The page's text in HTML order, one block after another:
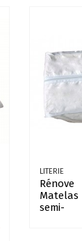
LITERIE
Rénove
Matelas
semi-